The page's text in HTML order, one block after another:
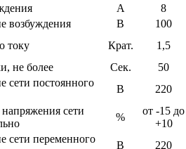
А
8
возбуждения
В
100
току
Крат.
1,5
не более
Сек.
50
сети постоянного
В
220
сети
%
от -15 до
+10
сети переменного
В 220